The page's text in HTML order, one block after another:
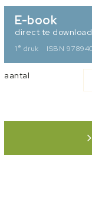
zijn hun honden
lopen deze verhalen
Heibel op de Galibier
Tor’.
E-book
direct te
1 e druk ISBN
aantal